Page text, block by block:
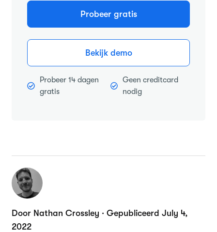
Probeer gratis
Bekijk demo
Probeer 14 dagen
gratis
Geen creditcard
nodig
Door Nathan Crossley · Gepubliceerd July 4,
2022